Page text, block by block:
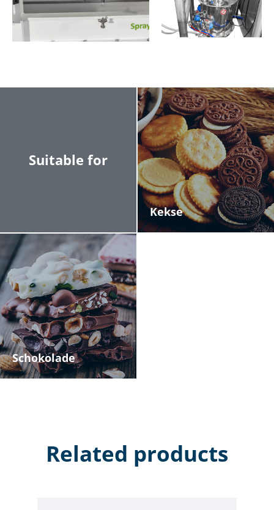
Suitable for
Kekse
Schokolade
Related products